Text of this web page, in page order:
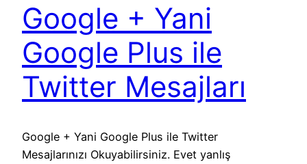
Google + Yani
Google Plus ile
Twitter Mesajları
Google + Yani Google Plus ile Twitter
Mesajlarınızı Okuyabilirsiniz. Evet yanlış